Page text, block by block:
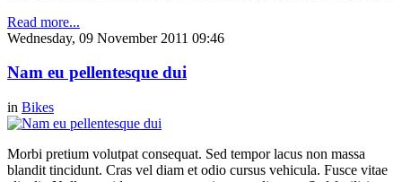
Read more...
Wednesday, 09 November 2011 09:46
Nam eu pellentesque dui
in Bikes
Morbi pretium volutpat consequat. Sed tempor lacus non massa
blandit tincidunt. Cras vel diam et odio cursus vehicula. Fusce vitae